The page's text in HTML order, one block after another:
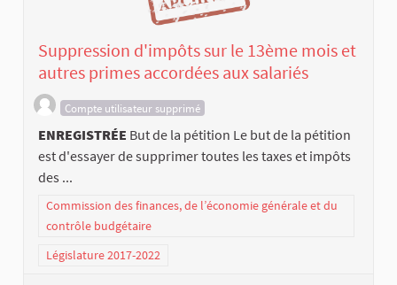
Suppression d'impôts sur le 13ème mois et
autres primes accordées aux salariés
Compte utilisateur supprimé
ENREGISTRÉE But de la pétition Le but de la pétition
est d'essayer de supprimer toutes les taxes et impôts
des ...
Commission des finances, de l’économie générale et du
contrôle budgétaire
Législature 2017-2022